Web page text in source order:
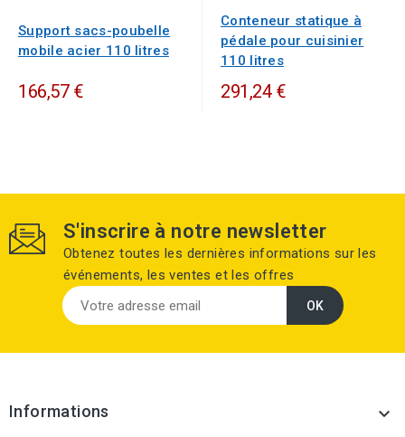
Support sacs-poubelle
mobile acier 110 litres
166,57 €
Conteneur statique à
pédale pour cuisinier
110 litres
291,24 €
S'inscrire à notre newsletter
Obtenez toutes les dernières informations sur les
événements, les ventes et les offres
Informations 